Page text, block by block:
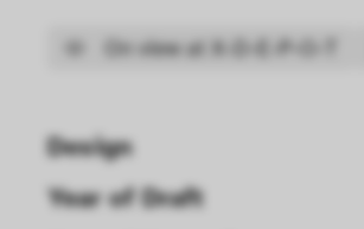
On view at X-D-E-P-O-T
Design
Year of Draft